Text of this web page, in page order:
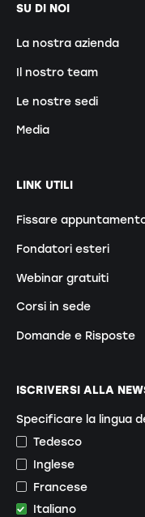
SU DI NOI
La nostra azienda
Il nostro team
Le nostre sedi
Media
LINK UTILI
Fissare
Fondatori esteri
Webinar gratuiti
Corsi in sede
Domande e Risposte
ISCRIVERSI ALLA
Specificare la lingua
Tedesco
Inglese
Francese
Italiano